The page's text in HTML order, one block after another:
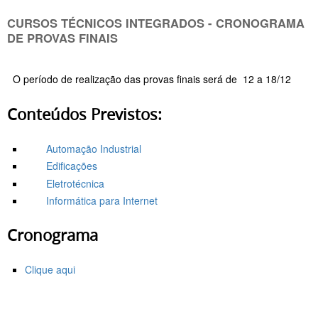
CURSOS TÉCNICOS INTEGRADOS - CRONOGRAMA
DE PROVAS FINAIS
O período de realização das provas finais será de 12 a 18/12
Conteúdos Previstos:
Automação Industrial
Edificações
Eletrotécnica
Informática para Internet
Cronograma
Clique aqui